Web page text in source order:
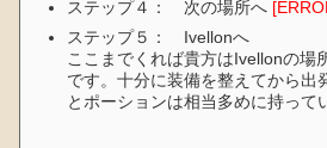
ステップ４： 次の場所へ
ステップ５： Ivellonへ
ここまでくれば貴方はIvellonの場
です。十分に装備を整えてから出
とポーションは相当多めに持って